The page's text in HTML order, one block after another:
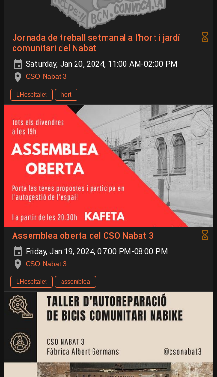
Jornada de treball setmanal a l'hort i jardí
comunitari del Nabat
Saturday, Jan 20, 2024, 11:00 AM-02:00 PM
CSO Nabat 3
LHospitalet hort
Assemblea oberta del CSO Nabat 3
Friday, Jan 19, 2024, 07:00 PM-08:00 PM
CSO Nabat 3
LHospitalet assemblea